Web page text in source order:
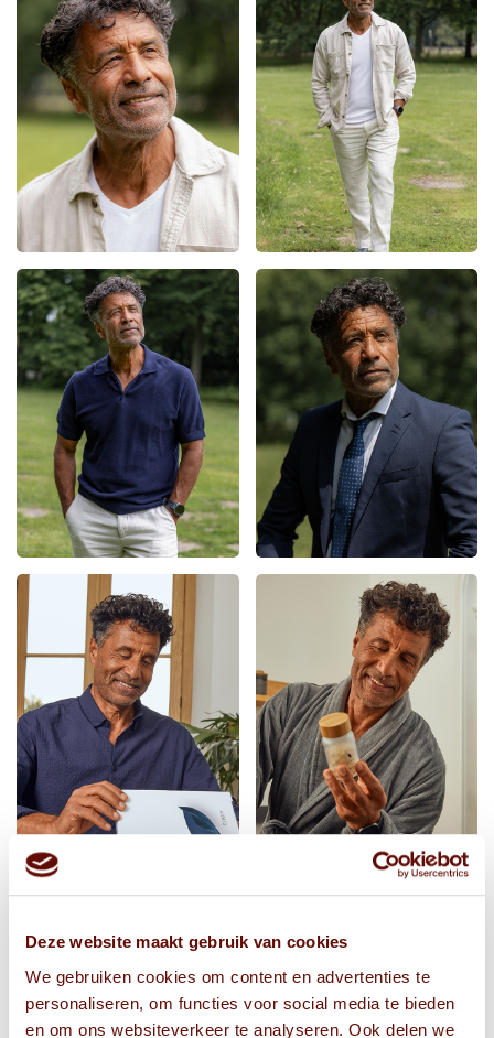
Deze website maakt gebruik van cookies
We gebruiken cookies om content en advertenties te
personaliseren, om functies voor social media te bieden
en om ons websiteverkeer te analyseren. Ook delen we